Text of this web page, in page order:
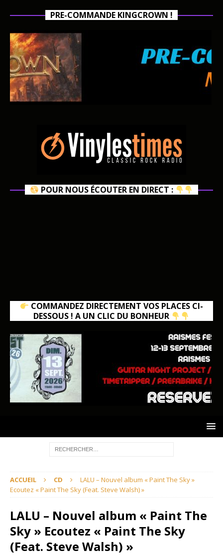
PRE-COMMANDE KINGCROWN !
POUR NOUS ÉCOUTER EN DIRECT :
COMMANDEZ DIRECTEMENT VOS PLACES CI-
DESSOUS ! A UN CLIC DU BONHEUR
ACCUEIL CD
LALU – Nouvel album « Paint The Sky »
Ecoutez « Paint The Sky (Feat. Steve Walsh) »
LALU – Nouvel album « Paint The
Sky » Ecoutez « Paint The Sky
(Feat. Steve Walsh) »